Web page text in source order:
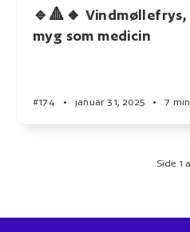
🔹🔺🔸 Vindmøllefrys,
myg som medicin
#174 • januar 31, 2025 • 7
Side 1